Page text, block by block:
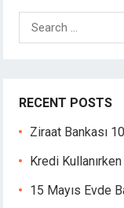
Search
for:
RECENT POSTS
Ziraat Bankası
Kredi
15 Mayıs Evde